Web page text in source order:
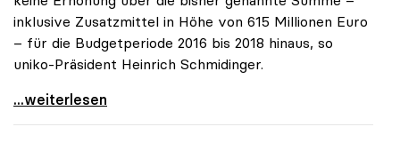
inklusive Zusatzmittel in Höhe von 615 Millionen Euro
– für die Budgetperiode 2016 bis 2018 hinaus, so
uniko-Präsident Heinrich Schmidinger.
uniko: Neuer Vergabemodus ändert nichts am
...weiterlesen